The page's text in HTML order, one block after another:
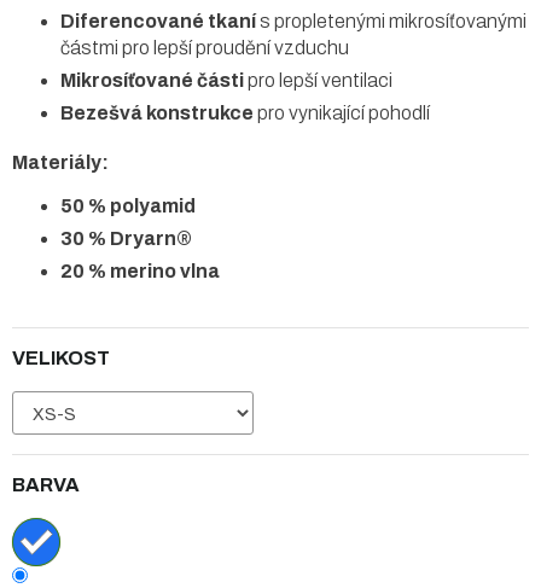
VELIKOST
BARVA
Diferencované tkanís propletenými mikrosíťovanými
částmi pro lepší proudění vzduchu
Mikrosíťované částipro lepší ventilaci
Bezešvá konstrukce pro vynikající pohodlí
Materiály:
50 % polyamid
30 % Dryarn®
20 % merino vlna